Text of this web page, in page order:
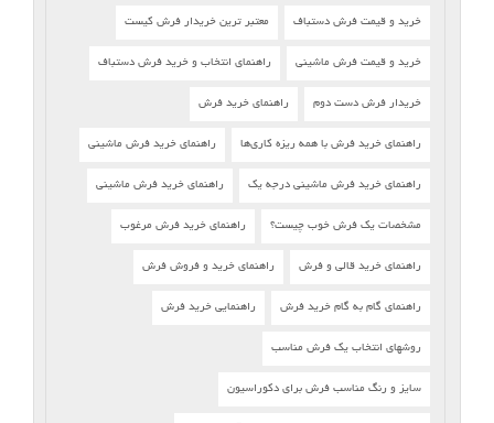
خرید و قیمت فرش دستباف معتبر ترین خریدار فرش کیست
خرید و قیمت فرش ماشینی راهنمای انتخاب و خرید فرش دستباف
خریدار فرش دست دوم راهنمای خرید فرش
راهنمای خرید فرش با همه ریزه کاری‌ها راهنمای خرید فرش ماشینی
راهنمای خرید فرش ماشینی درجه یک راهنمای خرید فرش ماشینی
مشخصات یک فرش خوب چیست؟ راهنمای خرید فرش مرغوب
راهنمای خرید قالی و فرش راهنمای خرید و فروش فرش
راهنمای گام به گام خرید فرش راهنمایی خرید فرش
روشهای انتخاب یک فرش مناسب
سایز و رنگ مناسب فرش برای دکوراسیون